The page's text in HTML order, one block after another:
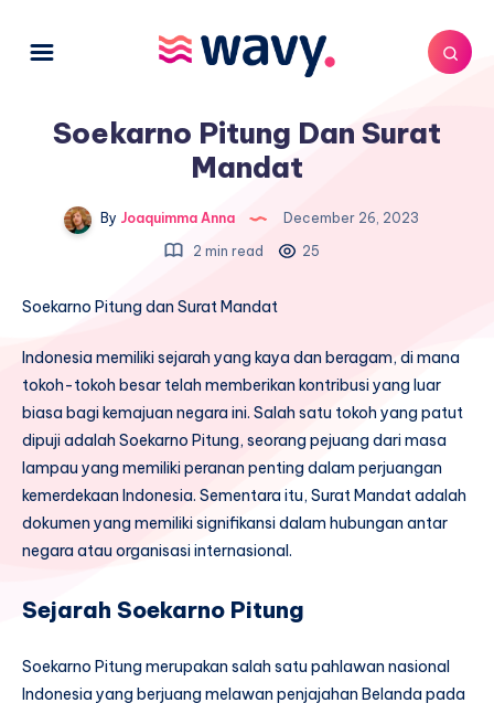
Soekarno Pitung Dan Surat
Mandat
By Joaquimma Anna
December 26, 2023
2 min read
25
Soekarno Pitung dan Surat Mandat
Indonesia memiliki sejarah yang kaya dan beragam, di mana
tokoh-tokoh besar telah memberikan kontribusi yang luar
biasa bagi kemajuan negara ini. Salah satu tokoh yang patut
dipuji adalah Soekarno Pitung, seorang pejuang dari masa
lampau yang memiliki peranan penting dalam perjuangan
kemerdekaan Indonesia. Sementara itu, Surat Mandat adalah
dokumen yang memiliki signifikansi dalam hubungan antar
negara atau organisasi internasional.
Sejarah Soekarno Pitung
Soekarno Pitung merupakan salah satu pahlawan nasional
Indonesia yang berjuang melawan penjajahan Belanda pada